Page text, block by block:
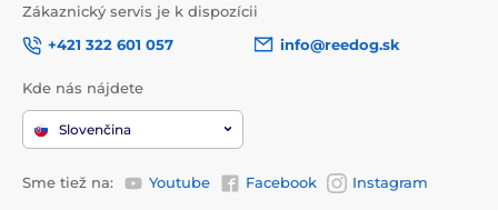
Zákaznický servis je k dispozícii
+421 322 601 057
info@reedog.sk
Kde nás nájdete
Slovenčina
Sme tiež na: Youtube Facebook Instagram